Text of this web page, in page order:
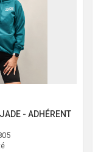
- ADHÉRENT